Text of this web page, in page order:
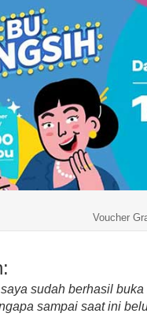
Voucher
sudah berhasil
sampai saat ini